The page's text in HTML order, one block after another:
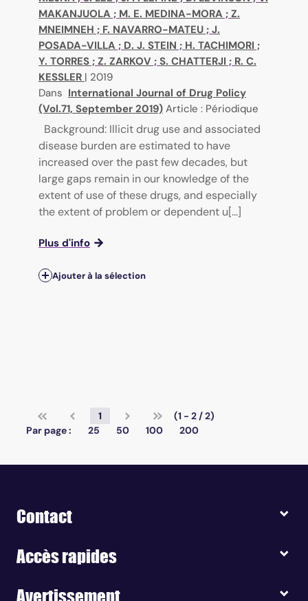
MAKANJUOLA ; M. E. MEDINA-MORA ; Z.
MNEIMNEH ; F. NAVARRO-MATEU ; J.
POSADA-VILLA ; D. J. STEIN ; H. TACHIMORI ;
Y. TORRES ; Z. ZARKOV ; S. CHATTERJI ; R. C.
KESSLER | 2019
Dans International Journal of Drug Policy
(Vol.71, September 2019) Article : Périodique
Background: Illicit drug use and associated
disease burden are estimated to have
increased over the past few decades, but
large gaps remain in our knowledge of the
extent of use of these drugs, and especially
the extent of problem or dependent u[...]
Plus d'info
Ajouter à la sélection
1
(1 - 2 / 2)
Par page :
25 50 100 200
Contact
Accès rapides
Avertissement